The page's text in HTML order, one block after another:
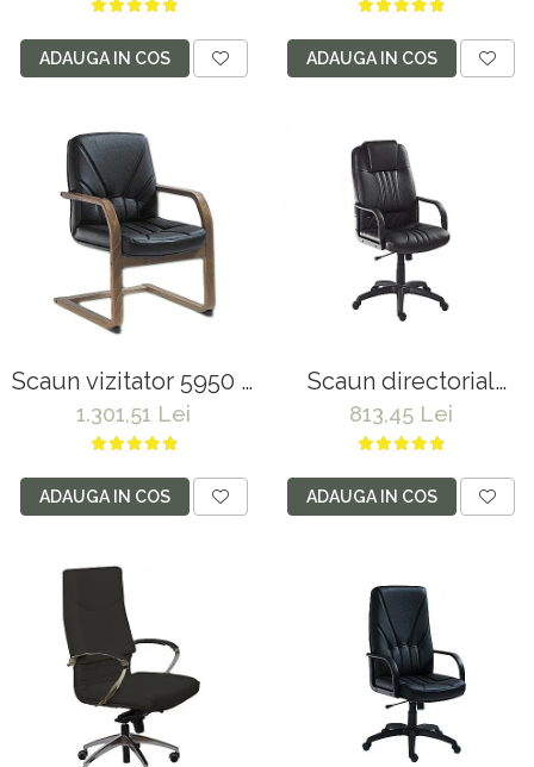
Design Modern
pentru Performanta la
ADAUGA IN COS ADAUGA IN COS
Scaun vizitator 5950 S
negru
1.301,51 Lei
ADAUGA IN COS
Scaun directorial
5401 negru
813,45 Lei
ADAUGA IN COS